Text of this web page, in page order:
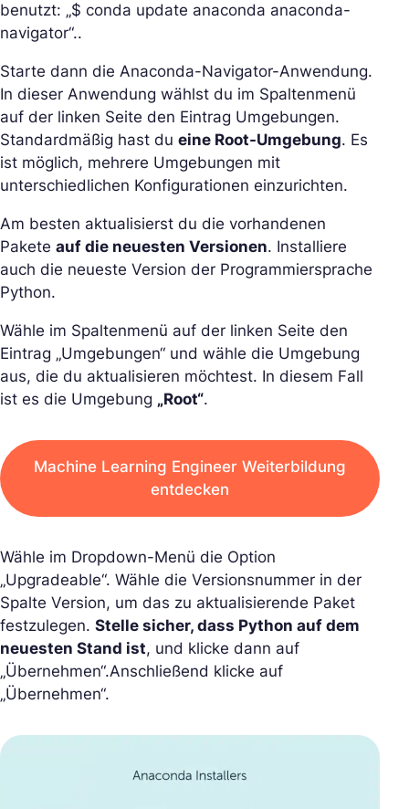
benutzt: „$ conda update anaconda anaconda-
navigator“..
Starte dann die Anaconda-Navigator-Anwendung.
In dieser Anwendung wählst du im Spaltenmenü
auf der linken Seite den Eintrag Umgebungen.
Standardmäßig hast du eine Root-Umgebung. Es
ist möglich, mehrere Umgebungen mit
unterschiedlichen Konfigurationen einzurichten.
Am besten aktualisierst du die vorhandenen
Pakete auf die neuesten Versionen. Installiere
auch die neueste Version der Programmiersprache
Python.
Wähle im Spaltenmenü auf der linken Seite den
Eintrag „Umgebungen“ und wähle die Umgebung
aus, die du aktualisieren möchtest. In diesem Fall
ist es die Umgebung „Root“.
Machine Learning Engineer Weiterbildung
entdecken
Wähle im Dropdown-Menü die Option
„Upgradeable“. Wähle die Versionsnummer in der
Spalte Version, um das zu aktualisierende Paket
festzulegen. Stelle sicher, dass Python auf dem
neuesten Stand ist, und klicke dann auf
„Übernehmen“.Anschließend klicke auf
„Übernehmen“.